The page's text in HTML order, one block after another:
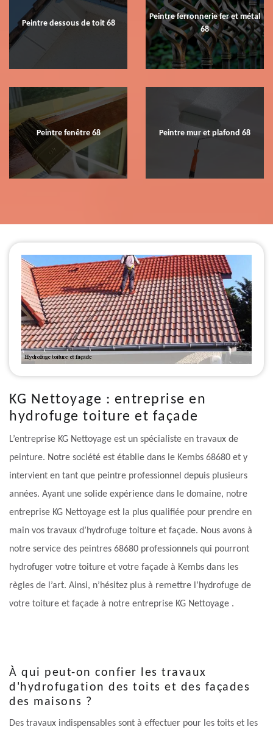
Peintre dessous de toit 68
Peintre ferronnerie fer et métal
68
Peintre fenêtre 68 Peintre mur et plafond 68
KG Nettoyage : entreprise en
hydrofuge toiture et façade
L’entreprise KG Nettoyage est un spécialiste en travaux de
peinture. Notre société est établie dans le Kembs 68680 et y
intervient en tant que peintre professionnel depuis plusieurs
années. Ayant une solide expérience dans le domaine, notre
entreprise KG Nettoyage est la plus qualifiée pour prendre en
main vos travaux d’hydrofuge toiture et façade. Nous avons à
notre service des peintres 68680 professionnels qui pourront
hydrofuger votre toiture et votre façade à Kembs dans les
règles de l’art. Ainsi, n’hésitez plus à remettre l’hydrofuge de
votre toiture et façade à notre entreprise KG Nettoyage .
À qui peut-on confier les travaux
d'hydrofugation des toits et des façades
des maisons ?
Des travaux indispensables sont à effectuer pour les toits et les